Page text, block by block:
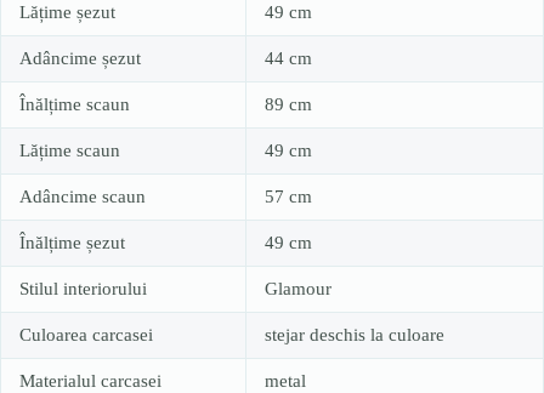
Lățime șezut 49 cm
Adâncime șezut 44 cm
Înălțime scaun 89 cm
Lățime scaun 49 cm
Adâncime scaun 57 cm
Înălțime șezut 49 cm
Stilul interiorului Glamour
Culoarea carcasei stejar deschis la culoare
Materialul carcasei metal